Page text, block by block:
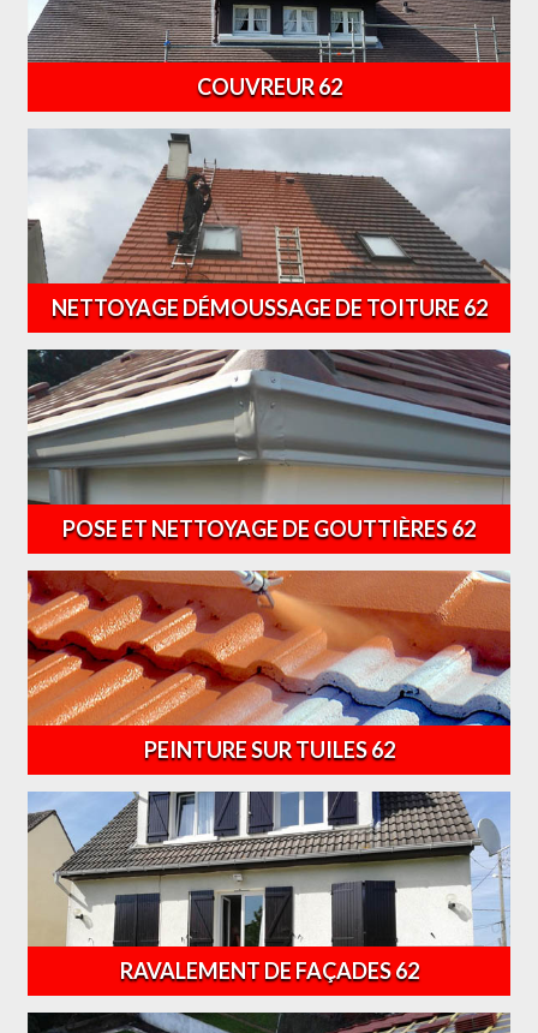
COUVREUR 62
NETTOYAGE DÉMOUSSAGE DE TOITURE 62
POSE ET NETTOYAGE DE GOUTTIÈRES 62
PEINTURE SUR TUILES 62
RAVALEMENT DE FAÇADES 62